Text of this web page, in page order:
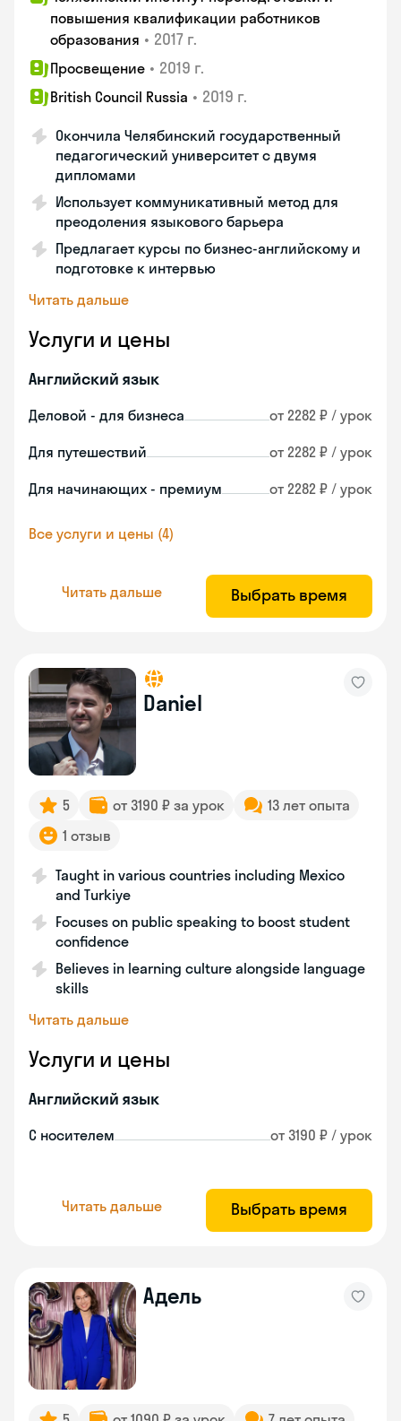
повышения квалификации работников
образования • 2017 г.
Просвещение • 2019 г.
British Council Russia • 2019 г.
Окончила Челябинский государственный
педагогический университет с двумя
дипломами
Использует коммуникативный метод для
преодоления языкового барьера
Предлагает курсы по бизнес-английскому и
подготовке к интервью
Читать дальше
Услуги и цены
Английский язык
Деловой - для бизнеса от 2282 ₽ / урок
Для путешествий от 2282 ₽ / урок
Для начинающих - премиум от 2282 ₽ / урок
Все услуги и цены (4)
Читать дальше Выбрать время
Daniel
5 от 3190 ₽ за урок
13 лет опыта
1 отзыв
Taught in various countries including Mexico
and Turkiye
Focuses on public speaking to boost student
confidence
Believes in learning culture alongside language
skills
Читать дальше
Услуги и цены
Английский язык
С носителем от 3190 ₽ / урок
Читать дальше Выбрать время
Адель